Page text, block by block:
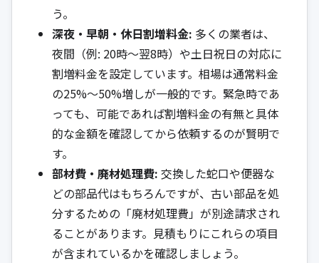
う。
深夜・早朝・休日割増料金: 多くの業者は、
夜間（例: 20時〜翌8時）や土日祝日の対応に
割増料金を設定しています。相場は通常料金
の25%〜50%増しが一般的です。緊急時であ
っても、可能であれば割増料金の有無と具体
的な金額を確認してから依頼するのが賢明で
す。
部材費・廃材処理費: 交換した蛇口や便器な
どの部品代はもちろんですが、古い部品を処
分するための「廃材処理費」が別途請求され
ることがあります。見積もりにこれらの項目
が含まれているかを確認しましょう。